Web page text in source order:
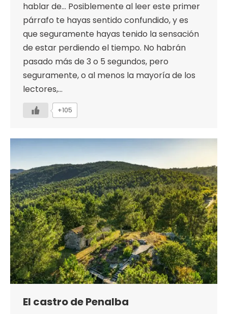
hablar de… Posiblemente al leer este primer
párrafo te hayas sentido confundido, y es
que seguramente hayas tenido la sensación
de estar perdiendo el tiempo. No habrán
pasado más de 3 o 5 segundos, pero
seguramente, o al menos la mayoría de los
lectores,…
+105
El castro de Penalba